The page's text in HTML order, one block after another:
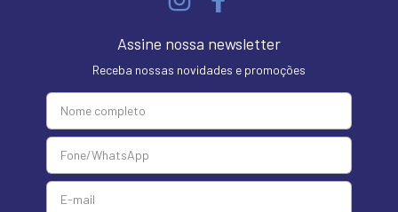
Assine nossa newsletter
Receba nossas novidades e promoções